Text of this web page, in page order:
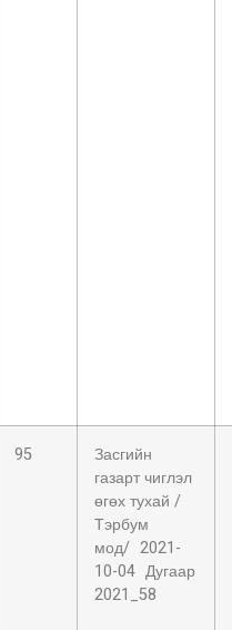
95
Засгийн
газарт чиглэл
өгөх тухай /
Тэрбум
мод/ 2021-
10-04 Дугаар
2021_58